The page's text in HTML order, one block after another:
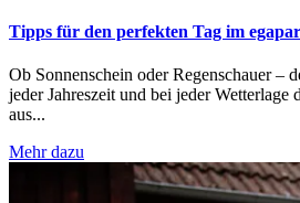
Tipps für den perfekten Tag im
Ob Sonnenschein oder Regenschauer –
jeder Jahreszeit und bei jeder Wetterlage
aus...
Mehr dazu